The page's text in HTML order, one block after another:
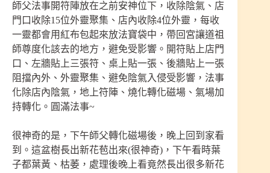
師父法事開符陣放在之前安神位下，收除陰氣、店
門口收除15位外靈聚集、店內收除4位外靈，每收
一靈都會用紅布包起來放法寶袋中，帶回宮讓道祖
師尊度化該去的地方，避免受影響。開符貼上店門
口、左牆貼上三張符、桌上貼一張、後牆貼上一張
阻擋內外、外靈聚集、避免陰氣入侵受影響，法事
化除店內陰氣，地上符陣、燒化轉化磁場、氣場加
持轉化。圓滿法事~
很神奇的是，下午師父轉化磁場後，晚上回到家看
到。這盆樹長出新花苞出來(很神奇)，下午看時葉
子都葉黃、枯萎，處理後晚上看竟然長出很多新花